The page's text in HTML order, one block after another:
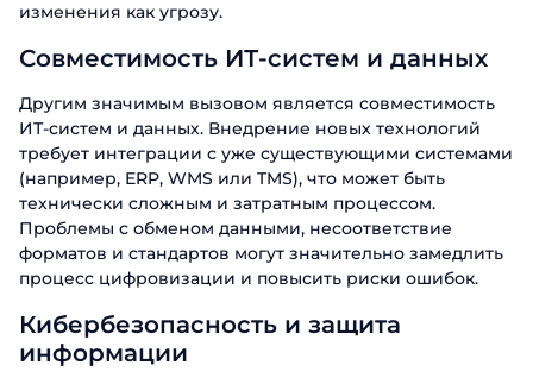
изменения как угрозу.
Совместимость ИТ-систем и данных
Другим значимым вызовом является совместимость
ИТ-систем и данных. Внедрение новых технологий
требует интеграции с уже существующими системами
(например, ERP, WMS или TMS), что может быть
технически сложным и затратным процессом.
Проблемы с обменом данными, несоответствие
форматов и стандартов могут значительно замедлить
процесс цифровизации и повысить риски ошибок.
Кибербезопасность и защита
информации